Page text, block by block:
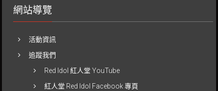
網站導覽
活動資訊
追蹤我們
Red Idol 紅人堂 YouTube
紅人堂 Red Idol Facebook 專頁